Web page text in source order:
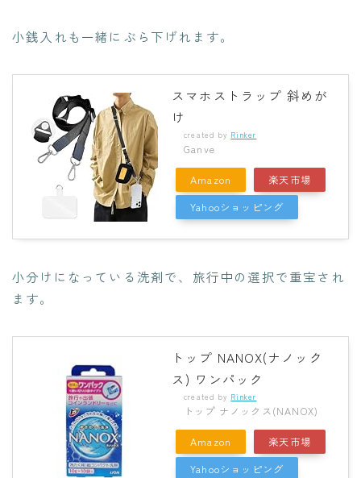
小銭入れも一緒にぶら下げれます。
スマホストラップ 斜めが
け
created by Rinker
Ganve
Amazon
楽天市場
Yahooショッピング
小分けになっている洗剤で、旅行中の選択で重宝され
ます。
トップ NANOX(ナノック
ス) ワンパック
created by Rinker
トップ ナノックス(NANOX)
Amazon
楽天市場
Yahooショッピング